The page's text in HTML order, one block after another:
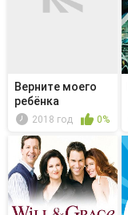
Верните моего
ребёнка
2018 год 0%